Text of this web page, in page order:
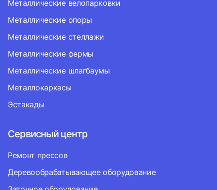
Металлические велопарковки
Металлические опоры
Металлические стеллажи
Металлические фермы
Металлические шлагбаумы
Металлокаркасы
Эстакады
Сервисный центр
Ремонт прессов
Деревообрабатывающее оборудование